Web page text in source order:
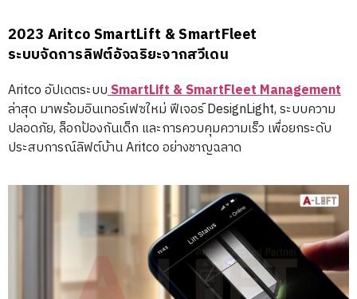
2023 Aritco SmartLift & SmartFleet
ระบบจัดการลิฟต์อัจฉริยะจากสวีเดน
Aritco อัปเดตระบบSmartLift & SmartFleet Management
ล่าสุด มาพร้อมอินเทอร์เฟซใหม่ ฟีเจอร์ DesignLight, ระบบความ
ปลอดภัย, ล็อกป้องกันเด็ก และการควบคุมความเร็ว เพื่อยกระดับ
ประสบการณ์ลิฟต์บ้าน Aritco อย่างชาญฉลาด